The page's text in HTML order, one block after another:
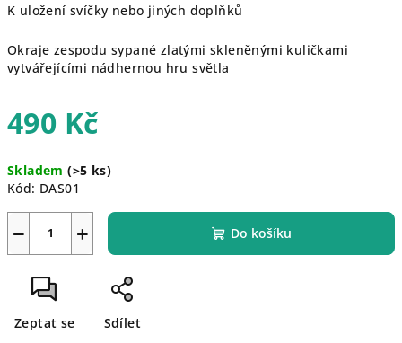
K uložení svíčky nebo jiných doplňků
Okraje zespodu sypané zlatými skleněnými kuličkami
vytvářejícími nádhernou hru světla
490 Kč
cena:
Skladem(>5 ks)
Kód: DAS01
+
− Do košíku
Zeptat se Sdílet